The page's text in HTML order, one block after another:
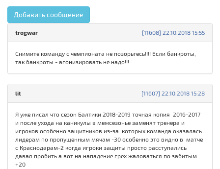
Добавить сообщение
[11608] 22.10.2018 15:55
trogwar
Снимите команду с чемпионата не позорьтесь!!!! Если банкроты,
так банкроты - агонизировать не надо!!!
[11607] 22.10.2018 15:28
lit
Я уже писал что сезон Балтики 2018-2019 точная копия 2016-2017
и после ухода на каникулы в межсезонье заменят тренера и
игроков особенно защитников из-за которых команда оказалась
лидерам по пропущенным мячам -30 особенно это видно в матче
с Краснодарам-2 когда игроки защиты просто расступались
давая пробить а вот на нападение грех жаловаться по забитым
+20